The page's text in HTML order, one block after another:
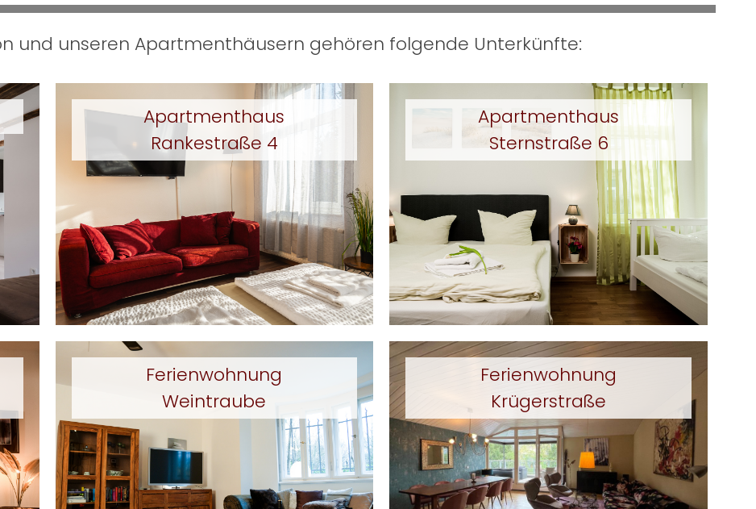
und unseren Apartmenthäusern gehören folgende Unterkünfte:
Apartmenthaus
Rankestraße 4
Apartmenthaus
Sternstraße 6
Ferienwohnung
Weintraube
Ferienwohnung
Krügerstraße